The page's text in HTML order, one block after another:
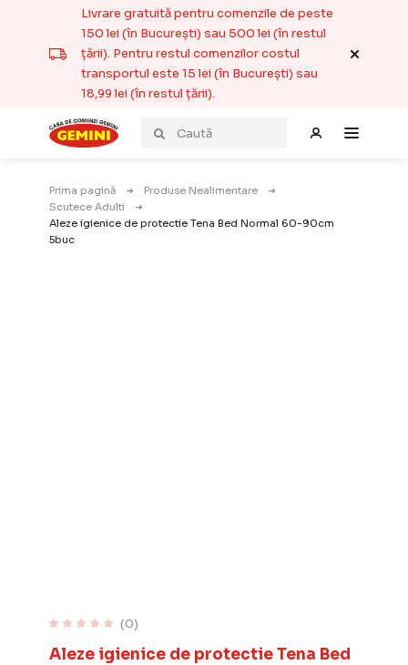
Livrare gratuită pentru comenzile de peste
150 lei (în București) sau 500 lei (în restul
țării). Pentru restul comenzilor costul
transportul este 15 lei (în București) sau
18,99 lei (în restul țării).
Prima pagină
Produse Nealimentare
Scutece Adulti
Aleze igienice de protectie Tena Bed Normal 60-90cm
5buc
(0)
Aleze igienice de protectie Tena Bed